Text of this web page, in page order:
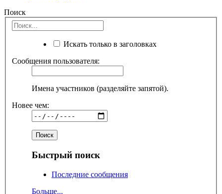
Поиск
Искать только в заголовках
Сообщения пользователя:
Имена участников (разделяйте запятой).
Новее чем:
Быстрый поиск
Последние сообщения
Больше...